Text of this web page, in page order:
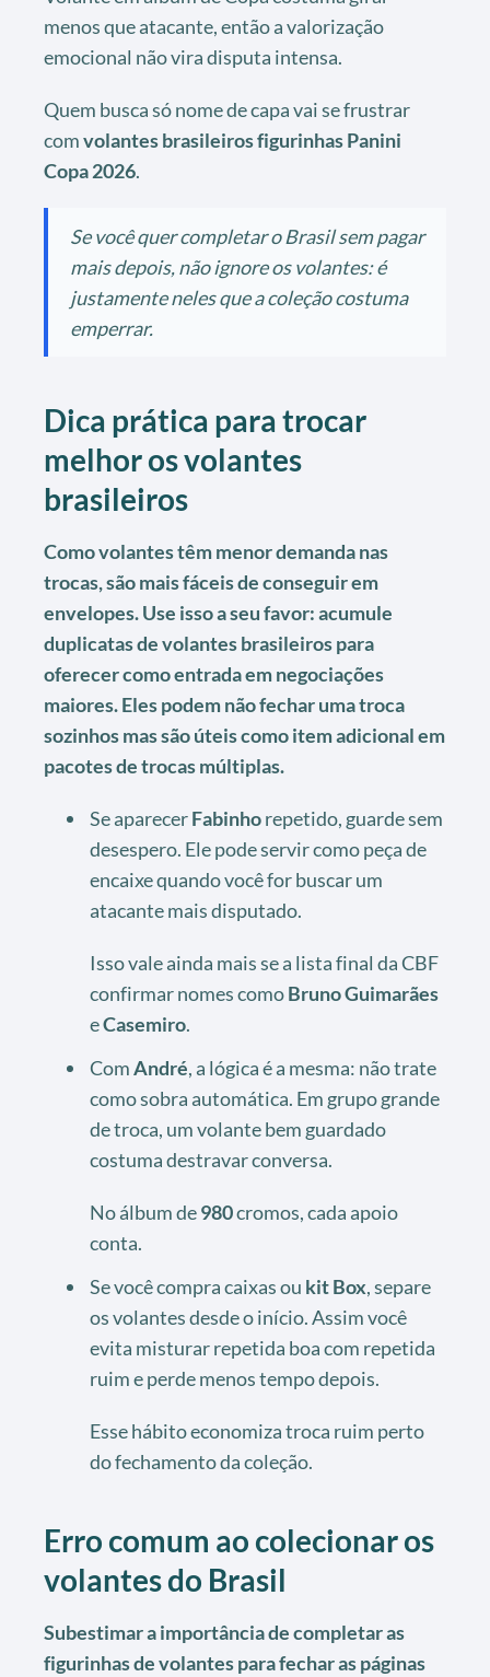
menos que atacante, então a valorização
emocional não vira disputa intensa.
Quem busca só nome de capa vai se frustrar
comvolantes brasileiros figurinhas Panini
Copa 2026.
Se você quer completar o Brasil sem pagar
mais depois, não ignore os volantes: é
justamente neles que a coleção costuma
emperrar.
Dica prática para trocar
melhor os volantes
brasileiros
Como volantes têm menor demanda nas
trocas, são mais fáceis de conseguir em
envelopes. Use isso a seu favor: acumule
duplicatas de volantes brasileiros para
oferecer como entrada em negociações
maiores. Eles podem não fechar uma troca
sozinhos mas são úteis como item adicional em
pacotes de trocas múltiplas.
Se aparecerFabinhorepetido, guarde sem
desespero. Ele pode servir como peça de
encaixe quando você for buscar um
atacante mais disputado.
Isso vale ainda mais se a lista final da CBF
confirmar nomes comoBruno Guimarães
eCasemiro.
ComAndré, a lógica é a mesma: não trate
como sobra automática. Em grupo grande
de troca, um volante bem guardado
costuma destravar conversa.
No álbum de980cromos, cada apoio
conta.
Se você compra caixas ou kit Box, separe
os volantes desde o início. Assim você
evita misturar repetida boa com repetida
ruim e perde menos tempo depois.
Esse hábito economiza troca ruim perto
do fechamento da coleção.
Erro comum ao colecionar os
volantes do Brasil
Subestimar a importância de completar as
figurinhas de volantes para fechar as páginas